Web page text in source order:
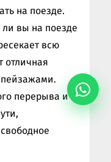
на поезде.
ли вы на поезде
всю
отличная
пейзажами.
перерыва и